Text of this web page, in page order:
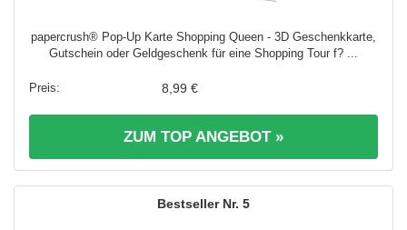
papercrush® Pop-Up Karte Shopping Queen - 3D Geschenkkarte,
Gutschein oder Geldgeschenk für eine Shopping Tour f? ...
8,99 €
ZUM TOP ANGEBOT »
5